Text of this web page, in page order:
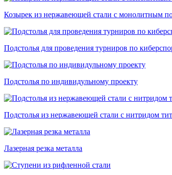
Козырек из нержавеющей стали с монолитным
Подстолья для проведения турниров по
Подстолья по индивидульному проекту
Подстолья из нержавеющей стали с нитридом
Лазерная резка металла